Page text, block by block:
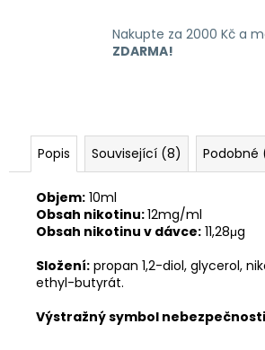
Nakupte za 2000 Kč a
ZDARMA!
Popis Související (8) Podobné
Objem: 10ml
Obsah nikotinu:12mg/ml
Obsah nikotinu v dávce: 11,28μg
Složení: propan 1,2-diol, glycerol,
ethyl-butyrát.
Výstražný symbol nebezpečnosti